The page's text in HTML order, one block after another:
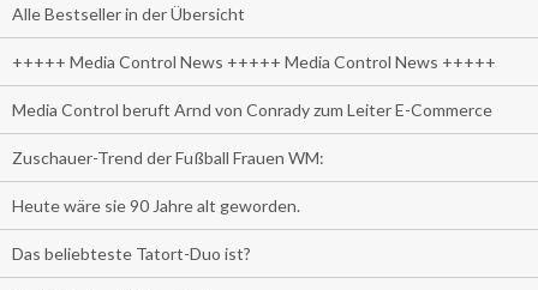
Alle Bestseller in der Übersicht
+++++ Media Control News +++++ Media Control News +++++
Media Control beruft Arnd von Conrady zum Leiter E-Commerce
Zuschauer-Trend der Fußball Frauen WM:
Heute wäre sie 90 Jahre alt geworden.
Das beliebteste Tatort-Duo ist?